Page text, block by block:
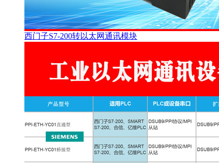
西门子S7-200转以太网通讯模块